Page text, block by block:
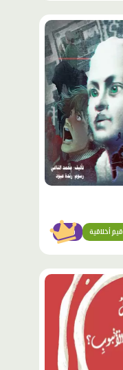
متقن قيم أخلاقية